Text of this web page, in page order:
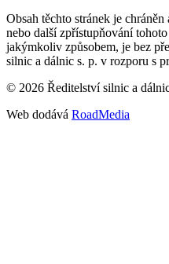
Obsah těchto stránek je
nebo další zpřístupňování
jakýmkoliv způsobem, je bez
silnic a dálnic s. p. v rozporu s
© 2026 Ředitelství silnic a
Web dodává RoadMedia